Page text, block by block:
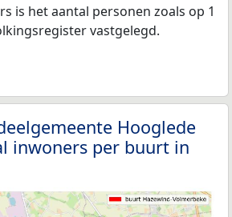
is het aantal personen zoals op 1
vastgelegd.
Hooglede
inwoners per buurt in